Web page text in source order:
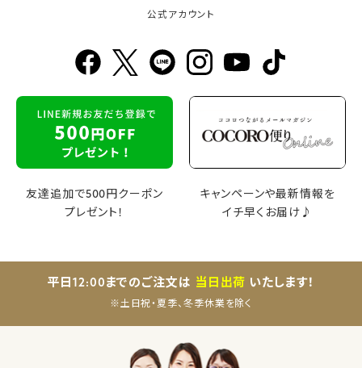
公式アカウント
友達追加で500円クーポン
プレゼント！
キャンペーンや最新情報を
イチ早くお届け♪
平日12:00までのご注文は 当日出荷 いたします！
※土日祝・夏季、冬季休業を除く